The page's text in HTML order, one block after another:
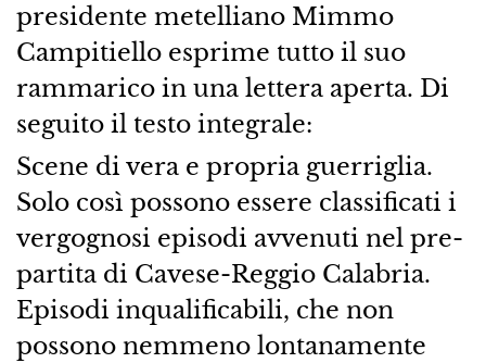
presidente metelliano Mimmo
Campitiello esprime tutto il suo
rammarico in una lettera aperta. Di
seguito il testo integrale:
Scene di vera e propria guerriglia.
Solo così possono essere classificati i
vergognosi episodi avvenuti nel pre-
partita di Cavese-Reggio Calabria.
Episodi inqualificabili, che non
possono nemmeno lontanamente